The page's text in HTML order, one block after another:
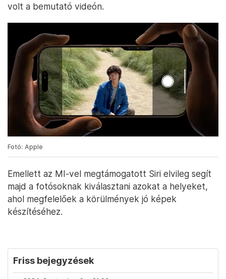
volt a bemutató videón.
Fotó: Apple
Emellett az MI-vel megtámogatott Siri elvileg segít
majd a fotósoknak kiválasztani azokat a helyeket,
ahol megfelelőek a körülmények jó képek
készítéséhez.
Friss bejegyzések